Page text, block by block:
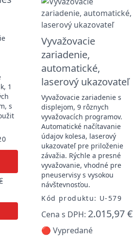
1
s
Vyvažovacie
zariadenie,
automatické,
laserový ukazovateľ
Vyvažovacie zariadenie s
displejom, 9 rôznych
vyvažovacích programov.
Automatické načítavanie
údajov kolesa, laserový
ukazovateľ pre priloženie
závažia. Rýchle a presné
vyvažovanie, vhodné pre
pneuservisy s vysokou
návštevnosťou.
Kód produktu: U-579
Cena s DPH: 2.015,97 €
🔴 Vypredané